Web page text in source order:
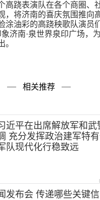
高跷表演队在各个商圈、
，将济南的喜庆氛围推向
涂油彩的高跷秧歌队演员
象济南·泉世界泉印广场，
。
相关推荐
近平在出席解放军和武
充分发挥政治建军特
队现代化行稳致远
发布会 传递哪些关键信